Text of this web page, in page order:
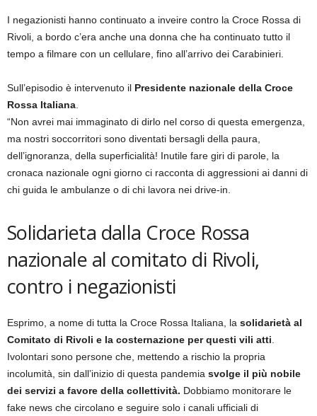
I negazionisti hanno continuato a inveire contro la Croce Rossa di
Rivoli, a bordo c’era anche una donna che ha continuato tutto il
tempo a filmare con un cellulare, fino all’arrivo dei Carabinieri.
Sull’episodio è intervenuto il Presidente nazionale della Croce
Rossa Italiana.
“Non avrei mai immaginato di dirlo nel corso di questa emergenza,
ma nostri soccorritori sono diventati bersagli della paura,
dell’ignoranza, della superficialità! Inutile fare giri di parole, la
cronaca nazionale ogni giorno ci racconta di aggressioni ai danni di
chi guida le ambulanze o di chi lavora nei drive-in.
Solidarieta dalla Croce Rossa
nazionale al comitato di Rivoli,
contro i negazionisti
Esprimo, a nome di tutta la Croce Rossa Italiana, la solidarietà al
Comitato di Rivoli e la costernazione per questi vili atti.
Ivolontari sono persone che, mettendo a rischio la propria
incolumità, sin dall’inizio di questa pandemia svolge il più nobile
dei servizi a favore della collettività. Dobbiamo monitorare le
fake news che circolano e seguire solo i canali ufficiali di